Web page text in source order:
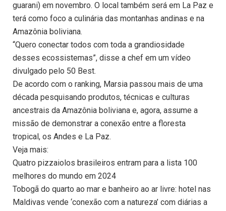
guarani) em novembro. O local também será em La Paz e
terá como foco a culinária das montanhas andinas e na
Amazônia boliviana.
“Quero conectar todos com toda a grandiosidade
desses ecossistemas”, disse a chef em um vídeo
divulgado pelo 50 Best.
De acordo com o ranking, Marsia passou mais de uma
década pesquisando produtos, técnicas e culturas
ancestrais da Amazônia boliviana e, agora, assume a
missão de demonstrar a conexão entre a floresta
tropical, os Andes e La Paz.
Veja mais:
Quatro pizzaiolos brasileiros entram para a lista 100
melhores do mundo em 2024
Tobogã do quarto ao mar e banheiro ao ar livre: hotel nas
Maldivas vende ‘conexão com a natureza’ com diárias a